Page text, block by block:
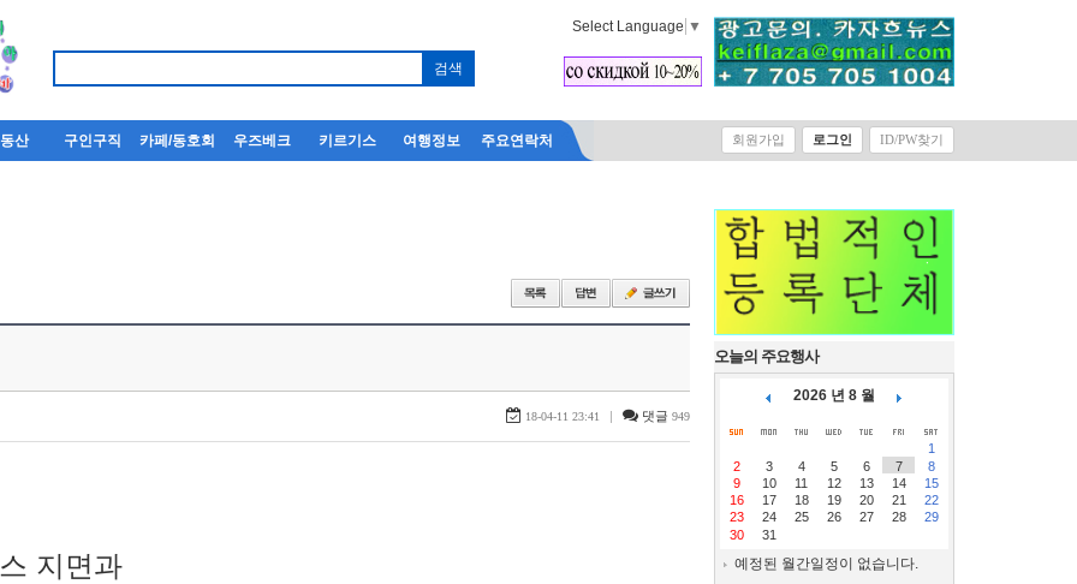
Select Language ▼
산 구인구직 카페/동호회 우즈베크 키르기스 여행정보 주요연락처 회원가입 로그인 ID/PW찾기
18-04-11 23:41 | 댓글 949
지면과
오늘의 주요행사
2026 년 8 월
1
2
3 4 5 6 7
8
9
10 11 12 13 14
15
16
17 18 19 20 21
22
23
24 25 26 27 28
29
30
31
예정된 월간일정이 없습니다.